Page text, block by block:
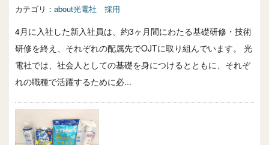
カテゴリ： about光電社 採用
4月に入社した新入社員は、約3ヶ月間にわたる基礎研修・技術
研修を終え、それぞれの配属先でOJTに取り組んでいます。 光
電社では、社会人としての基礎を身につけるとともに、それぞ
れの職種で活躍するために必...